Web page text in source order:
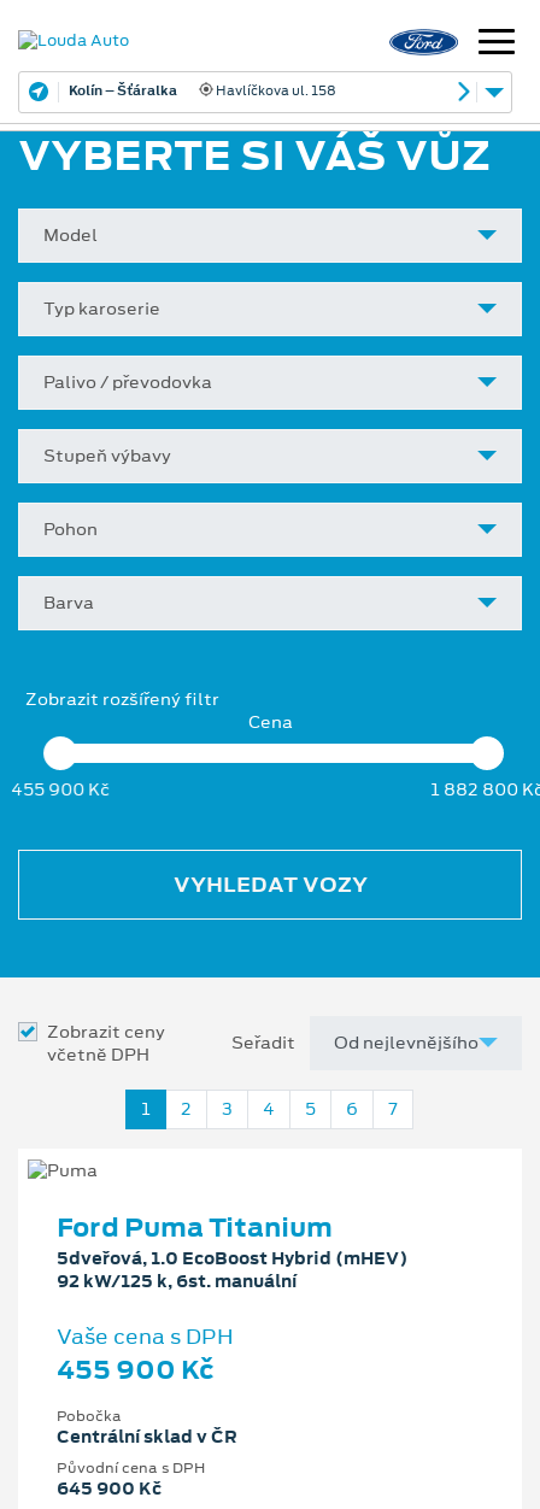
Kolín – Šťáralka Havlíčkova ul. 158
VYBERTE SI VÁŠ VŮZ
Model
Typ karoserie
Palivo / převodovka
Stupeň výbavy
Pohon
Barva
Zobrazit rozšířený filtr
Cena
455 900 Kč 1 882 800
VYHLEDAT VOZY
Zobrazit ceny
včetně DPH
Seřadit
1 2 3 4 5 6 7
Ford Puma Titanium
5dveřová, 1.0 EcoBoost Hybrid (mHEV)
92 kW/125 k, 6st. manuální
Vaše cena s DPH
455 900 Kč
Pobočka
Centrální sklad v ČR
Původní cena s DPH
645 900 Kč